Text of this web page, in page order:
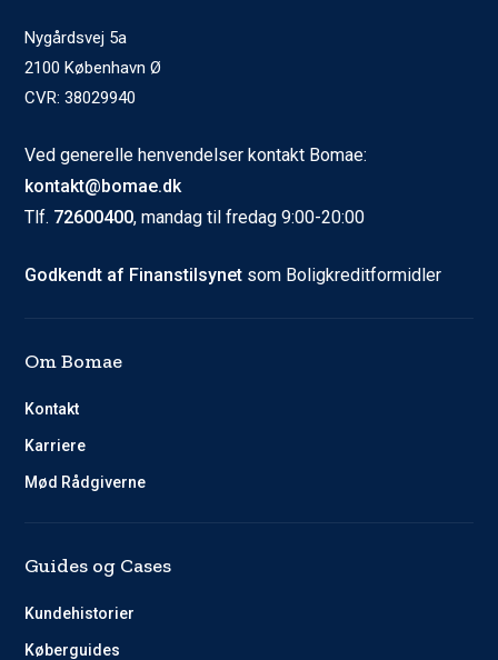
Nygårdsvej 5a
2100 København Ø
CVR: 38029940
Ved generelle henvendelser kontakt Bomae:
kontakt@bomae.dk
Tlf. 72600400, mandag til fredag 9:00-20:00
Godkendt af Finanstilsynet som Boligkreditformidler
Om Bomae
Kontakt
Karriere
Mød Rådgiverne
Guides og Cases
Kundehistorier
Køberguides